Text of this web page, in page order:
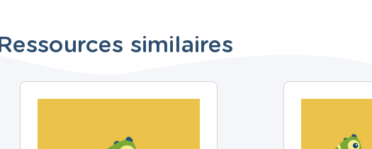
Ressources similaires